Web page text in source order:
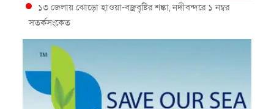
১৩ জেলায় ঝোড়ো হাওয়া-বজ্রবৃষ্টির শঙ্কা, নদীবন্দরে ১ নম্বর
সতর্কসংকেত
দেশের ৫ জেলায় বন্যার শঙ্কা
দেশের বিভিন্ন অঞ্চলে বজ্রবৃষ্টির আভাস, ঢাকার আকাশও মেঘলা
আগস্টে টানা বৃষ্টি ও বন্যার আভাস, সাগরে একাধিক লঘুচাপের
শঙ্কা